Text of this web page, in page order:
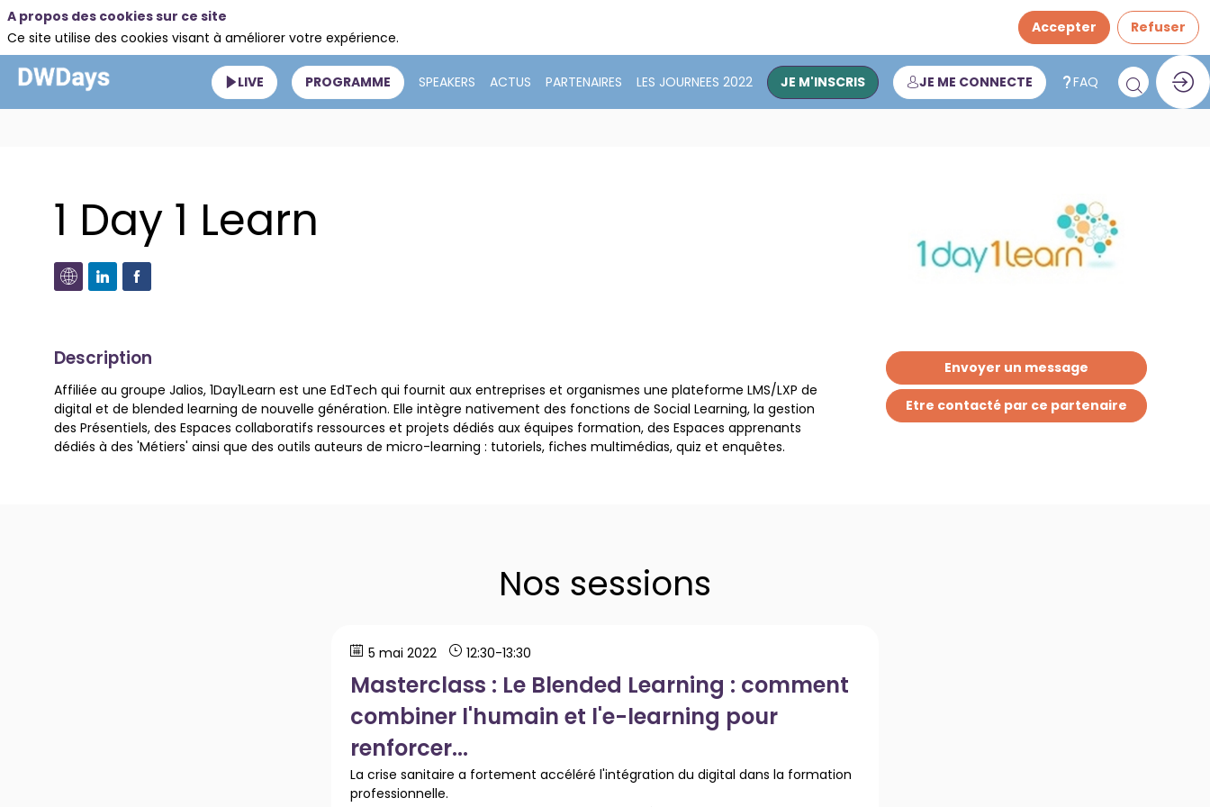
LIVE PROGRAMME SPEAKERS ACTUS PARTENAIRES LES JOURNEES 2022 JE M'INSCRIS JE ME CONNECTE FAQ
1 Day 1 Learn
Envoyer un message
Etre contacté par ce partenaire
Description
Affiliée au groupe Jalios, 1Day1Learn est une EdTech qui fournit aux entreprises et organismes une plateforme LMS/LXP de
digital et de blended learning de nouvelle génération. Elle intègre nativement des fonctions de Social Learning, la gestion
des Présentiels, des Espaces collaboratifs ressources et projets dédiés aux équipes formation, des Espaces apprenants
dédiés à des 'Métiers' ainsi que des outils auteurs de micro-learning : tutoriels, fiches multimédias, quiz et enquêtes.
Nos sessions
5 mai 2022 12:30-13:30
Masterclass : Le Blended Learning : comment
combiner l'humain et l'e-learning pour
renforcer...
La crise sanitaire a fortement accéléré l'intégration du digital dans la formation
professionnelle.
A propos des cookies sur ce site
Ce site utilise des cookies visant à améliorer votre expérience.
Accepter Refuser